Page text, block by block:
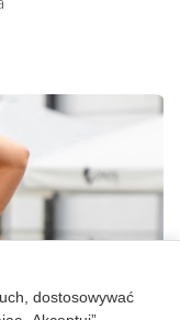
dostosowywać